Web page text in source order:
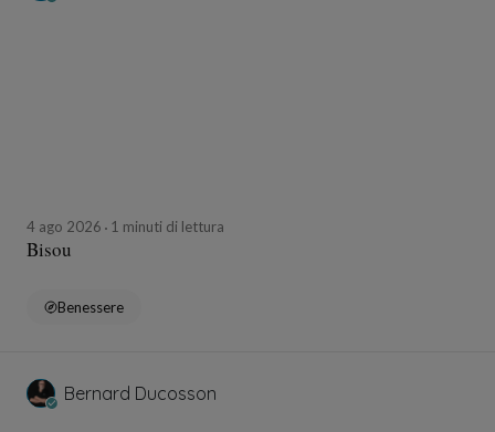
4 ago 2026 1 minuti di lettura
Bisou
Benessere
Bernard Ducosson